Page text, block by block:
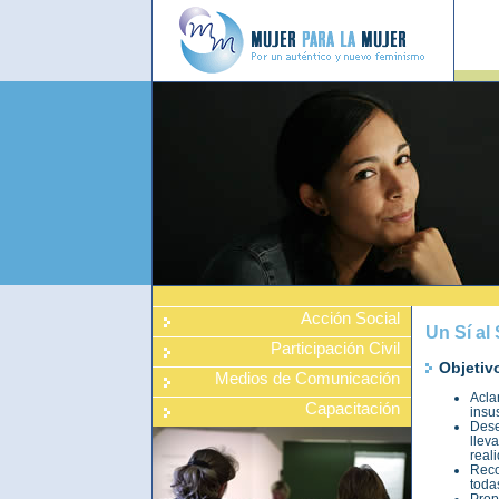
Acción Social
Participación Civil
Medios de Comunicación
Capacitación
Un Sí al